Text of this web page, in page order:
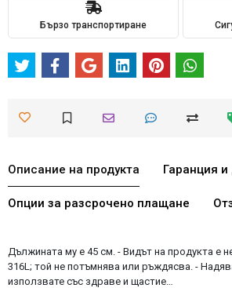
Бързо транспортиране
Описание на продукта Гаранция и
Опции за разсрочено плащане
Дължината му е 45 см. - Видът на продукта е
316L; той не потъмнява или ръждясва. -
използвате със здраве и щастие…